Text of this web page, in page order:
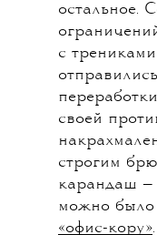
остальное.
с
своей
строгим
карандаш —
можно было
«офис-кору»